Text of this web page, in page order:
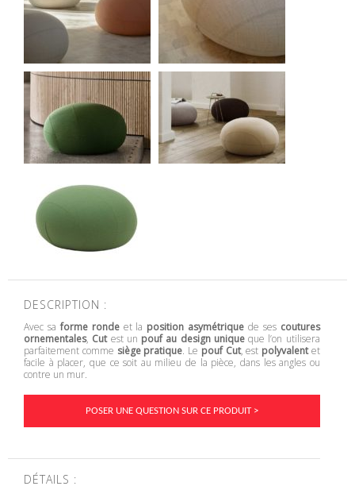
DESCRIPTION :
Avec saforme rondeet la position asymétrique de ses coutures
ornementales, Cutest un pouf au design uniqueque l’on utilisera
parfaitement comme siège pratique. Le pouf Cut, est polyvalentet
facile à placer, que ce soit au milieu de la pièce, dans les angles ou
contre un mur.
POSER UNE QUESTION SUR CE PRODUIT >
DÉTAILS :